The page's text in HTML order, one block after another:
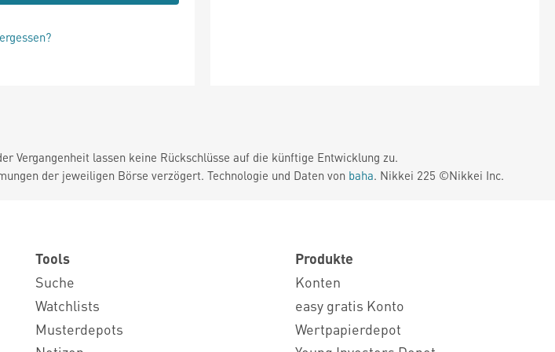
Vergangenheit lassen keine Rückschlüsse auf die künftige Entwicklung zu.
der jeweiligen Börse verzögert. Technologie und Daten von baha. Nikkei 225 ©Nikkei Inc.
Tools
Suche
Watchlists
Musterdepots
Produkte
Konten
easy gratis Konto
Wertpapierdepot